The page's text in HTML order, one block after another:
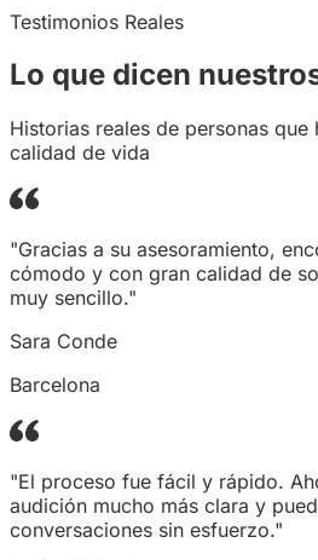
Testimonios Reales
Lo que dicen
Historias reales de personas que
calidad de vida
"Gracias a su asesoramiento,
cómodo y con gran calidad de
muy sencillo."
Sara Conde
Barcelona
"El proceso fue fácil y rápido.
audición mucho más clara y
conversaciones sin esfuerzo."